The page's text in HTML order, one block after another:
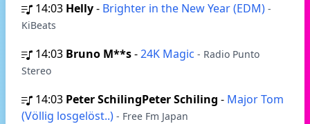
14:03 Helly- Brighter in the New Year (EDM) -
KiBeats
14:03 Bruno M**s-24K Magic - Radio Punto
Stereo
14:03 Peter SchilingPeter Schiling - Major Tom
(Völlig losgelöst..) - Free Fm Japan